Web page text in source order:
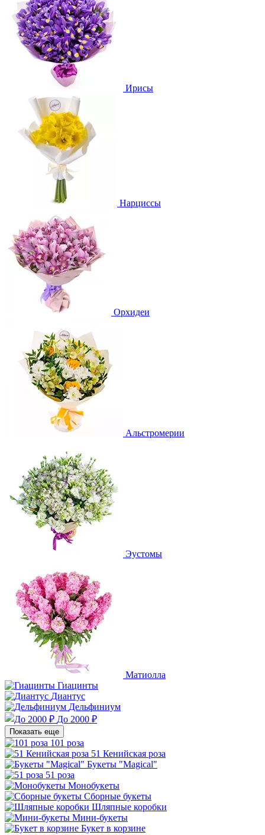
Ирисы
Нарциссы
Орхидеи
Альстромерии
Эустомы
Матиолла
Гиацинты
Диантус
Дельфиниум
До 2000 ₽
Показать еще
101 роза
51 Кенийская роза
Букеты "Magical"
51 роза
Монобукеты
Сборные букеты
Шляпные коробки
Мини-букеты
Букет в корзине